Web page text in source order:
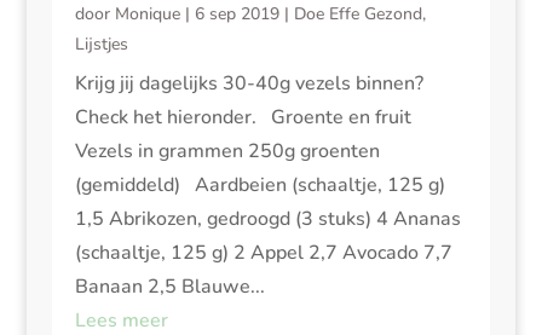
door Monique| 6 sep 2019| Doe Effe Gezond,
Lijstjes
Krijg jij dagelijks 30-40g vezels binnen?
Check het hieronder. Groente en fruit
Vezels in grammen 250g groenten
(gemiddeld) Aardbeien (schaaltje, 125 g)
1,5 Abrikozen, gedroogd (3 stuks) 4 Ananas
(schaaltje, 125 g) 2 Appel 2,7 Avocado 7,7
Banaan 2,5 Blauwe...
Lees meer